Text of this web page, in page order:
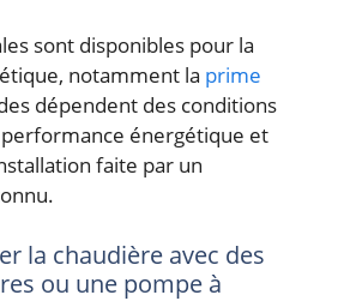
sont disponibles pour la
notamment la prime
dépendent des conditions
énergétique et
faite par un
la chaudière avec des
ou une pompe à